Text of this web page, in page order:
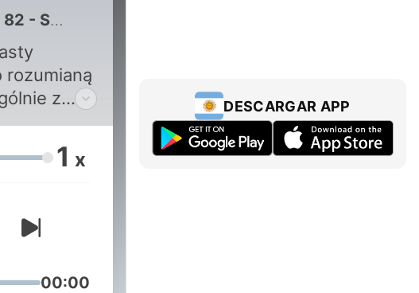
82 - S1E82 - Spotkanie Powtórki z Rozrywką
rozumianą
z
Zgryz,
czy
godzinę.
1 x
00:00
DESCARGAR APP